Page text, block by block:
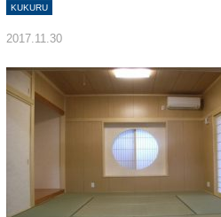
KUKURU
2017.11.30